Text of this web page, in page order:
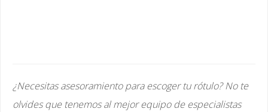
¿Necesitas asesoramiento para escoger tu rótulo? No te
olvides que tenemos al mejor equipo de especialistas